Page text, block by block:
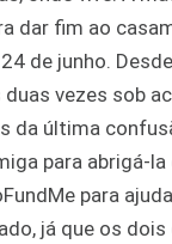
dar fim ao
de junho.
vezes sob
da última
para abrigá-
para
já que os